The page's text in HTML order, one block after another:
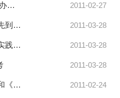
辽宁2010年自考开考文秘与办公自动化等三个专业-自考 2011-02-27
深圳自考报名时间延长可预先到深发展缴费-自考 2011-03-28
黑龙江省高等教育自学考试实践环节考核-自考 2011-03-28
2011-03-28
全国调整自考《新闻摄影》和《电子商务与电子政务》试卷结构通知 2011-02-24